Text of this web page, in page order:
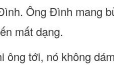
Ông Đình mang
mất dạng.
ông tới, nó không